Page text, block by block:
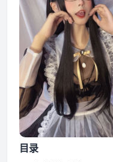
目录